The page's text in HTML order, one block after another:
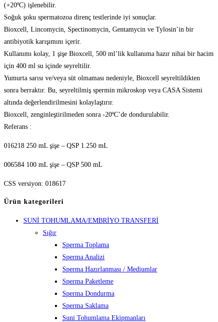
(+20ºC) işlenebilir.
Soğuk şoku spermatozoa direnç testlerinde iyi sonuçlar.
Bioxcell, Lincomycin, Spectinomycin, Gentamycin ve Tylosin’in bir
antibiyotik karışımını içerir.
Kullanımı kolay, 1 şişe Bioxcell, 500 ml’lik kullanıma hazır nihai bir hacim
için 400 ml su içinde seyreltilir.
Yumurta sarısı ve/veya süt olmaması nedeniyle, Bioxcell seyreltildikten
sonra berraktır. Bu, seyreltilmiş spermin mikroskop veya CASA Sistemi
altında değerlendirilmesini kolaylaştırır.
Bioxcell, zenginleştirilmeden sonra -20ºC’de dondurulabilir.
Referans :
016218 250 mL şişe – QSP 1.250 mL
006584 100 mL şişe – QSP 500 mL
CSS versiyon: 018617
Ürün kategorileri
SUNİ TOHUMLAMA/EMBRİYO TRANSFERİ
Sığır
Sperma Toplama
Sperma Analizi
Sperma Hazırlanması / Mediumlar
Sperma Paketleme
Sperma Dondurma
Sperma Saklama
Suni Tohumlama Ekipmanları